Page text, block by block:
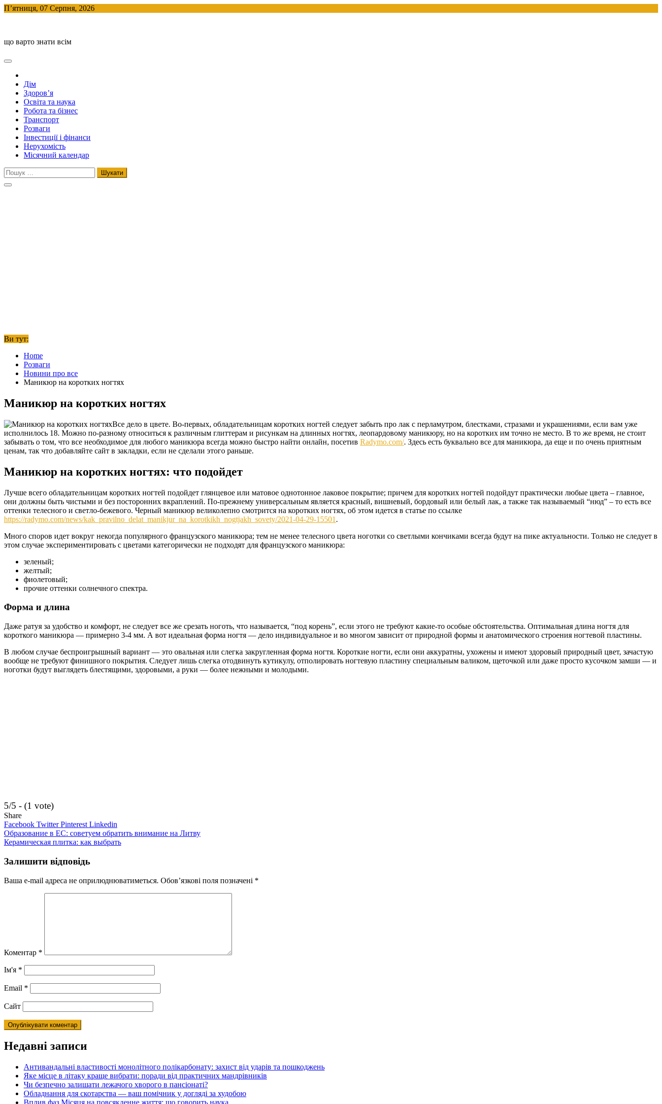
Skip
П’ятниця, 07 Серпня, 2026
що варто знати всім
Дім
Здоров’я
Освіта та наука
Робота та бізнес
Транспорт
Розваги
Інвестиції і фінанси
Нерухомість
Місячний календар
Пошук:
Ви тут:
Home
Розваги
Новини про все
Маникюр на коротких ногтях
Маникюр на коротких ногтях
Все дело в цвете. Во-первых, обладательницам коротких ногтей следует забыть про лак с перламутром, блестками, стразами и украшениями, если вам уже
исполнилось 18. Можно по-разному относиться к различным глиттерам и рисункам на длинных ногтях, леопардовому маникюру, но на коротких им точно не место. В то же время, не стоит
забывать о том, что все необходимое для любого маникюра всегда можно быстро найти онлайн, посетив Radymo.com/. Здесь есть буквально все для маникюра, да еще и по очень приятным
ценам, так что добавляйте сайт в закладки, если не сделали этого раньше.
Маникюр на коротких ногтях: что подойдет
Лучше всего обладательницам коротких ногтей подойдет глянцевое или матовое однотонное лаковое покрытие; причем для коротких ногтей подойдут практически любые цвета – главное,
они должны быть чистыми и без посторонних вкраплений. По-прежнему универсальным является красный, вишневый, бордовый или белый лак, а также так называемый “нюд” – то есть все
оттенки телесного и светло-бежевого. Черный маникюр великолепно смотрится на коротких ногтях, об этом идется в статье по ссылке
https://radymo.com/news/kak_pravilno_delat_manikjur_na_korotkikh_nogtjakh_sovety/2021-04-29-15501 .
Много споров идет вокруг некогда популярного французского маникюра; тем не менее телесного цвета ноготки со светлыми кончиками всегда будут на пике актуальности. Только не следует в
этом случае экспериментировать с цветами категорически не подходят для французского маникюра:
зеленый;
желтый;
фиолетовый;
прочие оттенки солнечного спектра.
Форма и длина
Даже ратуя за удобство и комфорт, не следует все же срезать ноготь, что называется, “под корень”, если этого не требуют какие-то особые обстоятельства. Оптимальная длина ногтя для
короткого маникюра — примерно 3-4 мм. А вот идеальная форма ногтя — дело индивидуальное и во многом зависит от природной формы и анатомического строения ногтевой пластины.
В любом случае беспроигрышный вариант — это овальная или слегка закругленная форма ногтя. Короткие ногти, если они аккуратны, ухожены и имеют здоровый природный цвет, зачастую
вообще не требуют финишного покрытия. Следует лишь слегка отодвинуть кутикулу, отполировать ногтевую пластину специальным валиком, щеточкой или даже просто кусочком замши — и
ноготки будут выглядеть блестящими, здоровыми, а руки — более нежными и молодыми.
5/5 - (1 vote)
Share
Facebook TwitterPinterest Linkedin
Навігація
записів
Образование в ЕС: советуем обратить внимание на Литву
Керамическая плитка: как выбрать
Залишити відповідь
Ваша e-mail адреса не оприлюднюватиметься. Обов’язкові поля позначені *
Коментар *
Ім'я *
Email *
Сайт
Недавні записи
Антивандальні властивості монолітного полікарбонату: захист від ударів та пошкоджень
Яке місце в літаку краще вибрати: поради від практичних мандрівників
Чи безпечно залишати лежачого хворого в пансіонаті?
Обладнання для скотарства — ваш помічник у догляді за худобою